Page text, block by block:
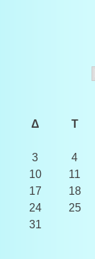
Δ
Τ
3
4
10
11
17
18
24
25
31